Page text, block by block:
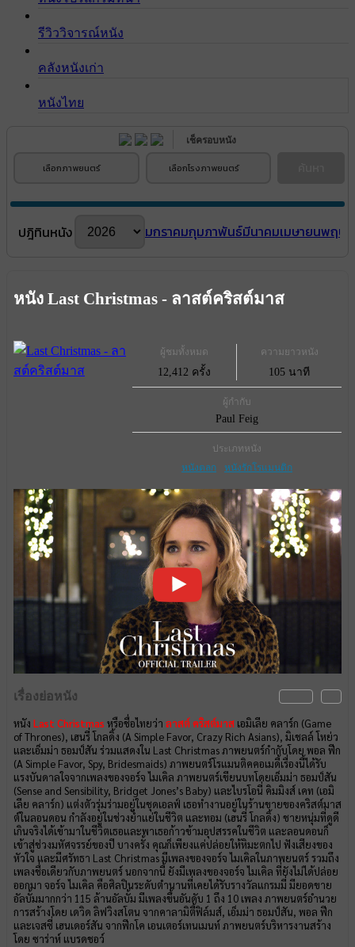
รีวิววิจารณ์หนัง
คลังหนังเก่า
หนังไทย
เช็ครอบหนัง
เลือกภาพยนตร์ เลือกโรงภาพยนตร์
ปฎิทินหนัง มกราคมกุมภาพันธ์มีนาคมเมษายนพฤษ
ผู้ชมทั้งหมด
12,412 ครั้ง
ความยาวหนัง
105 นาที
ผู้กำกับ
Paul Feig
ประเภทหนัง
หนังตลก
หนังรักโรแมนติก
หนัง Last Christmas - ลาสต์คริสต์มาส
เรื่องย่อหนัง
หนัง Last Christmas หรือชื่อไทยว่า ลาสต์ คริสต์มาส เอมิเลีย คลาร์ก (Game
of Thrones), เฮนรี่ โกลดิ้ง (A Simple Favor, Crazy Rich Asians), มิเชลล์ โหย่ว
และเอ็มม่า ธอมป์สัน ร่วมแสดงใน Last Christmas ภาพยนตร์กำกับโดย พอล ฟีก
(A Simple Favor, Spy, Bridesmaids) ภาพยนตร์โรแมนติคคอเมดี้เรื่องนี้ได้รับ
แรงบันดาลใจจากเพลงของจอร์จ ไมเคิล ภาพยนตร์เขียนบทโดยเอ็มม่า ธอมป์สัน
(Sense and Sensibility, Bridget Jones’s Baby) และไบรโอนี่ คิมมิงส์ เคท (เอมิ
เลีย คลาร์ก) แต่งตัวรุ่มร่ามอยู่ในชุดเอลฟ์ เธอทำงานอยู่ในร้านขายของคริสต์มาส
ต์ในลอนดอน กำลังอยู่ในช่วงย่ำแย่ในชีวิต และทอม (เฮนรี่ โกลดิ้ง) ชายหนุ่มที่ดูดี
เกินจริงได้เข้ามาในชีวิตเธอและพาเธอก้าวข้ามอุปสรรคในชีวิต และลอนดอนก็
เข้าสู่ช่วงมหัศจรรย์ของปี บางครั้ง คุณก็เพียงแค่ปล่อยให้หิมะตกไป ฟังเสียงของ
หัวใจ และมีศรัทธา Last Christmas มีเพลงของจอร์จ ไมเคิลในภาพยนตร์ รวมถึง
เพลงชื่อเดียวกับภาพยนตร์ นอกจากนี้ ยังมีเพลงของจอร์จ ไมเคิล ที่ยังไม่ได้ปล่อย
ออกมา จอร์จ ไมเคิล คือศิลปินระดับตำนานที่เคยได้รับรางวัลแกรมมี่ มียอดขาย
อัลบั้มมากกว่า 115 ล้านอัลบั้ม มีเพลงขึ้นอันดับ 1 ถึง 10 เพลง ภาพยนตร์อำนวย
การสร้างโดย เดวิด ลิฟวิงสโตน จากคาลามิตี้ฟิล์มส์, เอ็มม่า ธอมป์สัน, พอล ฟีก
และเจสซี่ เฮนเดอร์สัน จากฟีกโค เอนเตอร์เทนเมนท์ ภาพยนตร์บริหารงานสร้าง
โดย ซาร่าห์ แบรดชอว์